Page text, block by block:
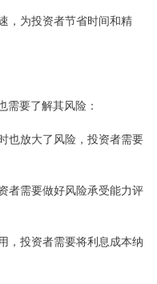
，为投资者节省时间和精
需要了解其风险：
也放大了风险，投资者需要
者需要做好风险承受能力评
，投资者需要将利息成本纳